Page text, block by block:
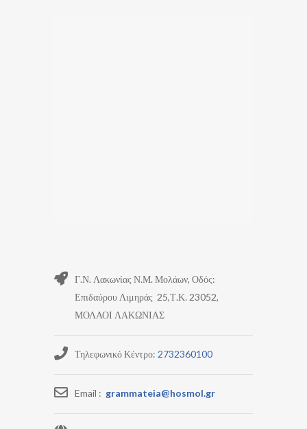
Γ.Ν. Λακωνίας Ν.Μ. Μολάων, Οδός:
Επιδαύρου Λιμηράς 25,Τ.Κ. 23052,
ΜΟΛΑΟΙ ΛΑΚΩΝΙΑΣ
Τηλεφωνικό Κέντρο: 2732360100
Email : grammateia@hosmol.gr